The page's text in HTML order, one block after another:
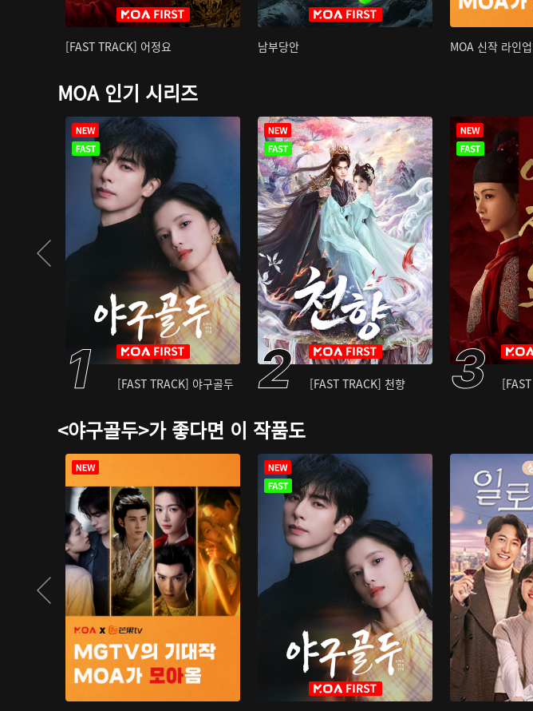
[FAST TRACK] 어정요 남부당안 MOA 신작 라인
MOA 인기 시리즈
[FAST TRACK] 야구골두 [FAST TRACK] 천향
<야구골두>가 좋다면 이 작품도